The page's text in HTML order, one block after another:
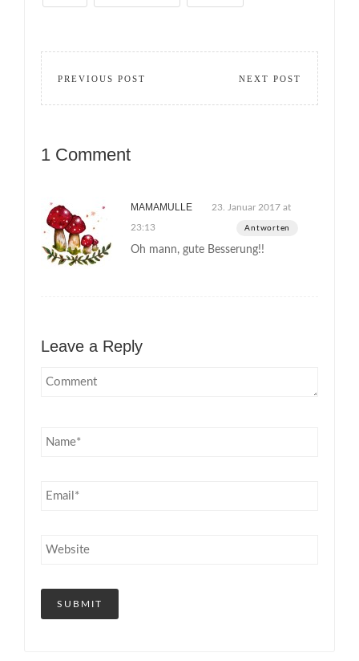
PREVIOUS POST NEXT POST
1 Comment
MAMAMULLE 23. Januar 2017 at
23:13 Antworten
Oh mann, gute Besserung!!
Leave a Reply